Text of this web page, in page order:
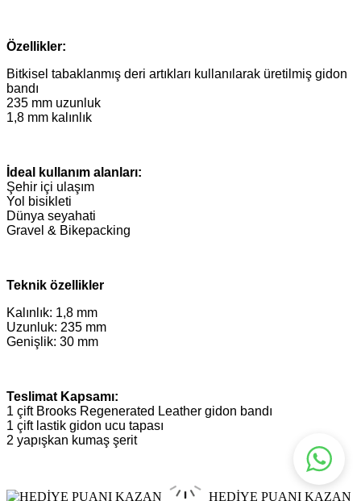
Özellikler:
Bitkisel tabaklanmış deri artıkları kullanılarak üretilmiş gidon
bandı
235 mm uzunluk
1,8 mm kalınlık
İdeal kullanım alanları:
Şehir içi ulaşım
Yol bisikleti
Dünya seyahati
Gravel & Bikepacking
Teknik özellikler
Kalınlık: 1,8 mm
Uzunluk: 235 mm
Genişlik: 30 mm
Teslimat Kapsamı:
1 çift Brooks Regenerated Leather gidon bandı
1 çift lastik gidon ucu tapası
2 yapışkan kumaş şerit
HEDİYE PUANI KAZAN